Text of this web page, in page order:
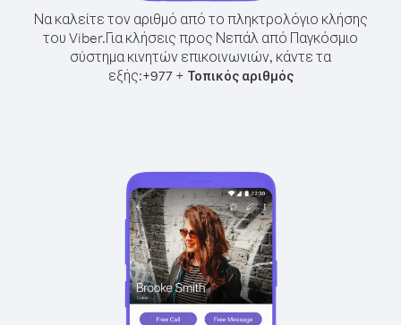
Να καλείτε τον αριθμό από το πληκτρολόγιο κλήσης
του Viber.Για κλήσεις προς Νεπάλ από Παγκόσμιο
σύστημα κινητών επικοινωνιών, κάντε τα
εξής:+977+ Τοπικός αριθμός